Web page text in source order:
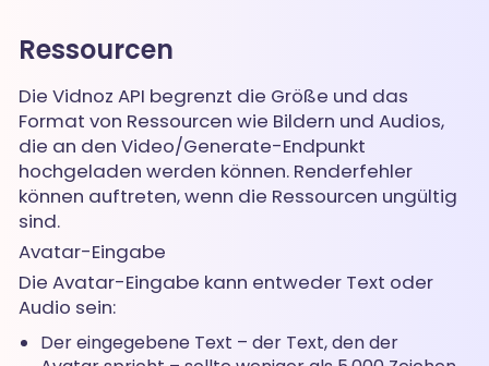
Ressourcen
Die Vidnoz API begrenzt die Größe und das
Format von Ressourcen wie Bildern und Audios,
die an den Video/Generate-Endpunkt
hochgeladen werden können. Renderfehler
können auftreten, wenn die Ressourcen ungültig
sind.
Avatar-Eingabe
Die Avatar-Eingabe kann entweder Text oder
Audio sein:
Der eingegebene Text – der Text, den der